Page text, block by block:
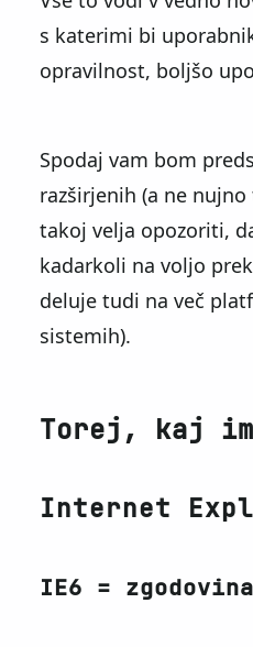
s katerimi bi
opravilnost, boljšo
Spodaj vam bom
razširjenih (a ne
takoj velja opozoriti,
kadarkoli na voljo
deluje tudi na več
sistemih).
Torej, kaj
Internet
IE6 = zgodovina